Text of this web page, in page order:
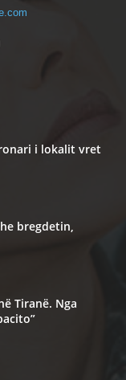
i lokalit vret
bregdetin,
Tiranë. Nga